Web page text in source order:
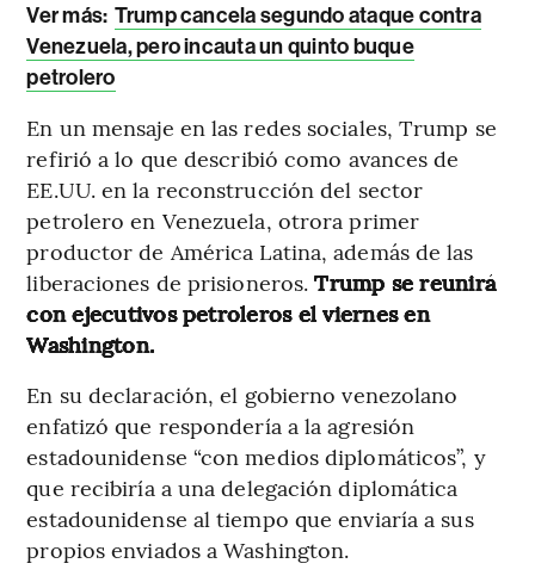
Ver más: Trump cancela segundo ataque contra
Venezuela, pero incauta un quinto buque
petrolero
En un mensaje en las redes sociales, Trump se
refirió a lo que describió como avances de
EE.UU. en la reconstrucción del sector
petrolero en Venezuela, otrora primer
productor de América Latina, además de las
liberaciones de prisioneros.Trump se reunirá
con ejecutivos petroleros el viernes en
Washington.
En su declaración, el gobierno venezolano
enfatizó que respondería a la agresión
estadounidense “con medios diplomáticos”, y
que recibiría a una delegación diplomática
estadounidense al tiempo que enviaría a sus
propios enviados a Washington.